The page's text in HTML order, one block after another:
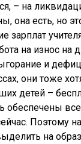
– на
она есть, но
зарплат
на износ на
и
они тоже
детей –
все
Поэтому
на